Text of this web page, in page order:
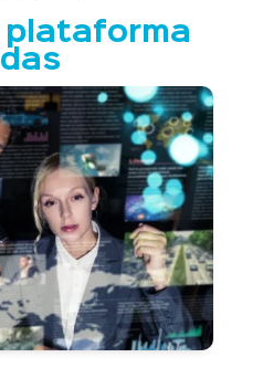
plataforma